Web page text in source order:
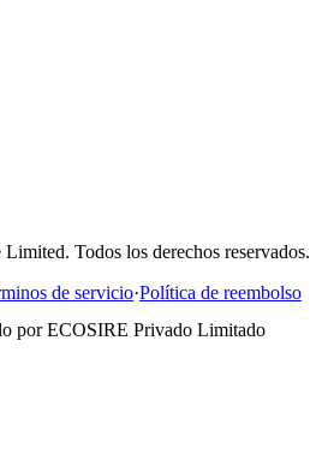
Todos los derechos reservados.
de servicio·Política de reembolso
por ECOSIRE Privado Limitado